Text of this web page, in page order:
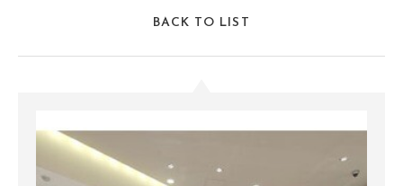
BACK TO LIST